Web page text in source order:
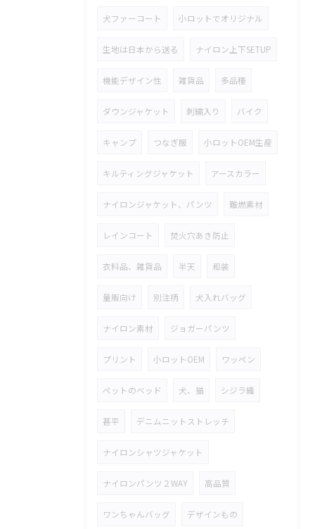
犬ファーコート 小ロットでオリジナル
生地は日本から送る ナイロン上下SETUP
機能デザイン性 雑貨品 多品種
ダウンジャケット 刺繍入り バイク
キャンプ つなぎ服 小ロットOEM生産
キルティングジャケット アースカラー
ナイロンジャケット、パンツ 難燃素材
レインコート 焚火穴あき防止
衣料品、雑貨品 半天 和装
量販向け 別注柄 犬入れバッグ
ナイロン素材 ジョガーパンツ
プリント 小ロットOEM ワッペン
ペットのベッド 犬、猫 シジラ織
甚平 デニムニットストレッチ
ナイロンシャツジャケット
ナイロンパンツ２WAY 高品質
ワンちゃんバッグ デザインもの